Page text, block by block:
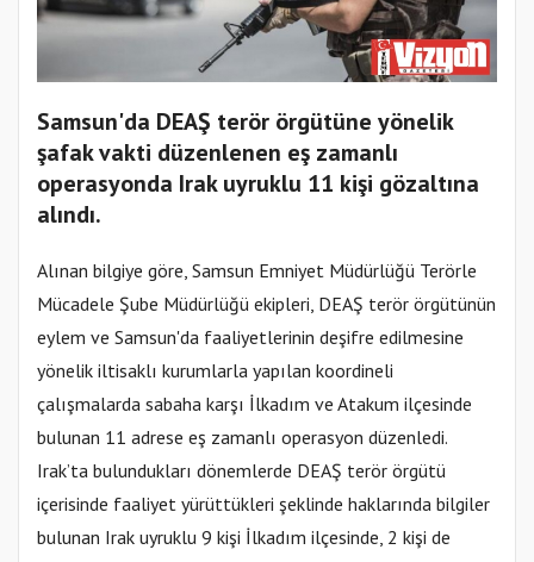
Samsun'da DEAŞ terör örgütüne yönelik
şafak vakti düzenlenen eş zamanlı
operasyonda Irak uyruklu 11 kişi gözaltına
alındı.
Alınan bilgiye göre, Samsun Emniyet Müdürlüğü Terörle
Mücadele Şube Müdürlüğü ekipleri, DEAŞ terör örgütünün
eylem ve Samsun'da faaliyetlerinin deşifre edilmesine
yönelik iltisaklı kurumlarla yapılan koordineli
çalışmalarda sabaha karşı İlkadım ve Atakum ilçesinde
bulunan 11 adrese eş zamanlı operasyon düzenledi.
Irak’ta bulundukları dönemlerde DEAŞ terör örgütü
içerisinde faaliyet yürüttükleri şeklinde haklarında bilgiler
bulunan Irak uyruklu 9 kişi İlkadım ilçesinde, 2 kişi de